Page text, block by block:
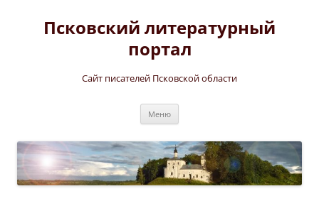
содержимому
Псковский литературный
портал
Сайт писателей Псковской области
Меню